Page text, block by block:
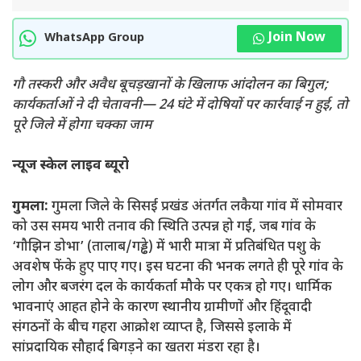
WhatsApp Group Join Now
गौ तस्करी और अवैध बूचड़खानों के खिलाफ आंदोलन का बिगुल;
कार्यकर्ताओं ने दी चेतावनी— 24 घंटे में दोषियों पर कार्रवाई न हुई, तो
पूरे जिले में होगा चक्का जाम
न्यूज स्केल लाइव ब्यूरो
गुमला: गुमला जिले के सिसई प्रखंड अंतर्गत लकैया गांव में सोमवार
को उस समय भारी तनाव की स्थिति उत्पन्न हो गई, जब गांव के
‘गौझिन डोभा’ (तालाब/गड्ढे) में भारी मात्रा में प्रतिबंधित पशु के
अवशेष फेंके हुए पाए गए। इस घटना की भनक लगते ही पूरे गांव के
लोग और बजरंग दल के कार्यकर्ता मौके पर एकत्र हो गए। धार्मिक
भावनाएं आहत होने के कारण स्थानीय ग्रामीणों और हिंदूवादी
संगठनों के बीच गहरा आक्रोश व्याप्त है, जिससे इलाके में
सांप्रदायिक सौहार्द बिगड़ने का खतरा मंडरा रहा है।